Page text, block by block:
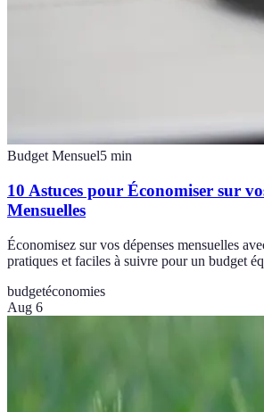
Budget Mensuel5 min
10 Astuces pour Économiser sur
Mensuelles
Économisez sur vos dépenses mensuelles
pratiques et faciles à suivre pour un budget
budgetéconomies
Aug 6